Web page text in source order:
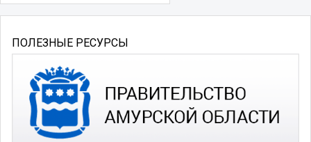
ПОЛЕЗНЫЕ РЕСУРСЫ